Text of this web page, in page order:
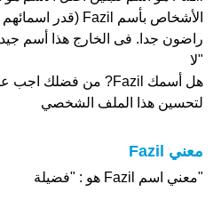
"لا
هل أسمك Fazil? من فضلك اجب على
لتحسين هذا الملف الشخصي
معني Fazil
"معني اسم Fazil هو : "فضيلة